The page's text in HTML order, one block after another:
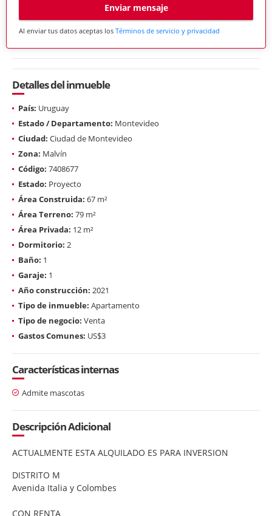
Enviar mensaje
Al enviar tus datos aceptas los Términos de servicio y privacidad
Detalles del inmueble
País: Uruguay
Estado / Departamento: Montevideo
Ciudad: Ciudad de Montevideo
Zona: Malvín
Código: 7408677
Estado: Proyecto
Área Construida: 67 m²
Área Terreno: 79 m²
Área Privada: 12 m²
Dormitorio: 2
Baño: 1
Garaje: 1
Año construcción: 2021
Tipo de inmueble: Apartamento
Tipo de negocio: Venta
Gastos Comunes: US$3
Características internas
Admite mascotas
Descripción Adicional
ACTUALMENTE ESTA ALQUILADO ES PARA INVERSION
DISTRITO M
Avenida Italia y Colombes
CON RENTA